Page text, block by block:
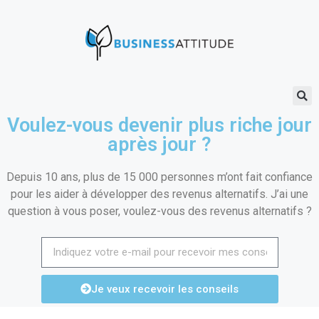
Voulez-vous devenir plus riche jour
après jour ?
Depuis 10 ans, plus de 15 000 personnes m’ont fait confiance
pour les aider à développer des revenus alternatifs. J’ai une
question à vous poser, voulez-vous des revenus alternatifs ?
Je veux recevoir les conseils